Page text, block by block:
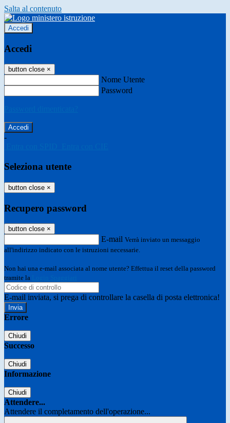
Salta al contenuto
Accedi
Accedi
button close ×
Nome Utente
Password
-
Seleziona utente
button close ×
Recupero password
button close ×
E-mail Verrà inviato un messaggio
all'indirizzo indicato con le istruzioni necessarie.
Non hai una e-mail associata al nome utente? Effettua il reset della password
tramite la
E-mail inviata, si prega di controllare la casella di posta elettronica!
Errore
Chiudi
Successo
Chiudi
Informazione
Chiudi
Attendere...
Attendere il completamento dell'operazione...